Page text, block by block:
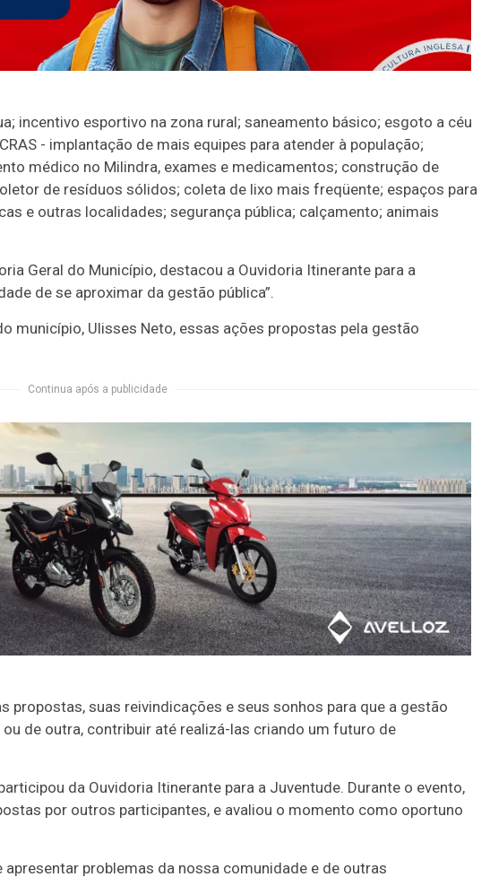
incentivo esportivo na zona rural; saneamento básico; esgoto a céu
- implantação de mais equipes para atender à população;
médico no Milindra, exames e medicamentos; construção de
de resíduos sólidos; coleta de lixo mais freqüente; espaços para
e outras localidades; segurança pública; calçamento; animais
Geral do Município, destacou a Ouvidoria Itinerante para a
de se aproximar da gestão pública”.
município, Ulisses Neto, essas ações propostas pela gestão
Continua após a publicidade
propostas, suas reivindicações e seus sonhos para que a gestão
de outra, contribuir até realizá-las criando um futuro de
da Ouvidoria Itinerante para a Juventude. Durante o evento,
por outros participantes, e avaliou o momento como oportuno
apresentar problemas da nossa comunidade e de outras